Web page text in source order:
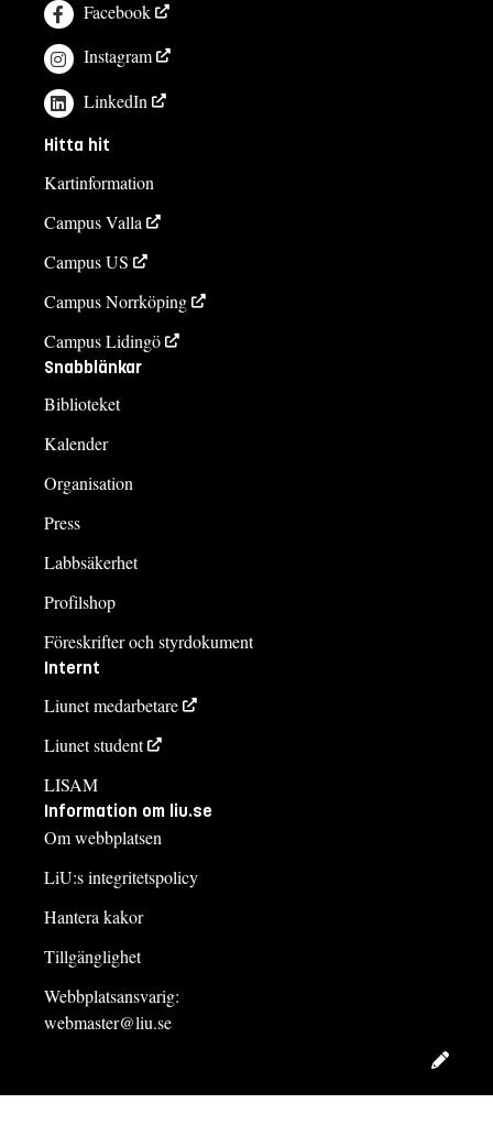
Facebook
Instagram
LinkedIn
Hitta hit
Kartinformation
Campus Valla
Campus US
Campus Norrköping
Campus Lidingö
Snabblänkar
Biblioteket
Kalender
Organisation
Press
Labbsäkerhet
Profilshop
Föreskrifter och styrdokument
Internt
Liunet medarbetare
Liunet student
LISAM
Information om liu.se
Om webbplatsen
LiU:s integritetspolicy
Hantera kakor
Tillgänglighet
Webbplatsansvarig:
webmaster@liu.se